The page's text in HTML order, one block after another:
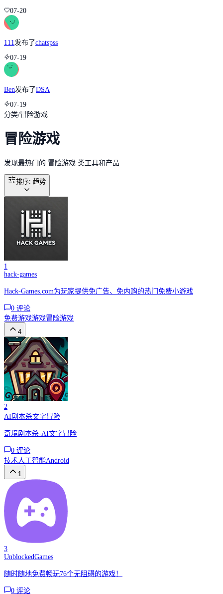
07-20
111 发布了chatspss
07-19
Ben发布了DSA
07-19
分类/冒险游戏
冒险游戏
发现最热门的 冒险游戏 类工具和产品
排序: 趋势
1
hack-games
Hack-Games.com为玩家提供免广告、免内购的热门免费小游戏
0 评论
免费游戏游戏冒险游戏
4
2
AI剧本杀文字冒险
奇境剧本杀-AI文字冒险
0 评论
技术人工智能Android
1
3
UnblockedGames
随时随地免费畅玩76个无阻碍的游戏！
0 评论